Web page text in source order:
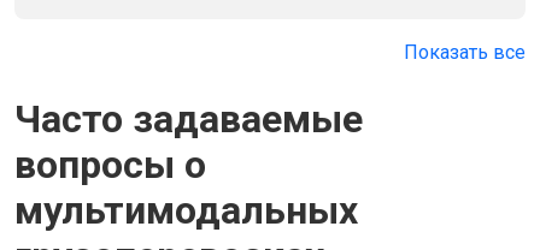
Показать все
Часто задаваемые
вопросы о
мультимодальных